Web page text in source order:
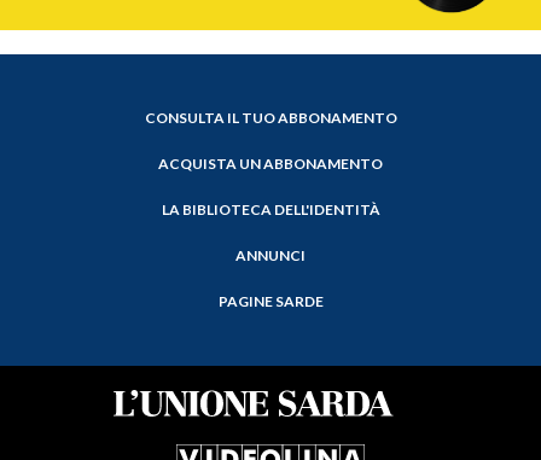
CONSULTA IL TUO ABBONAMENTO
ACQUISTA UN ABBONAMENTO
LA BIBLIOTECA DELL'IDENTITÀ
ANNUNCI
PAGINE SARDE